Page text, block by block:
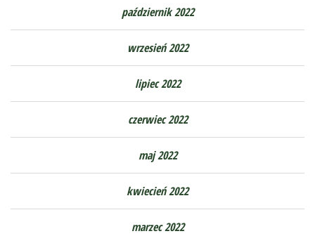
październik 2022
wrzesień 2022
lipiec 2022
czerwiec 2022
maj 2022
kwiecień 2022
marzec 2022